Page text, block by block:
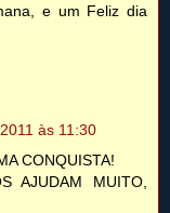
e um Feliz dia
às 11:30
CONQUISTA!
AJUDAM MUITO,